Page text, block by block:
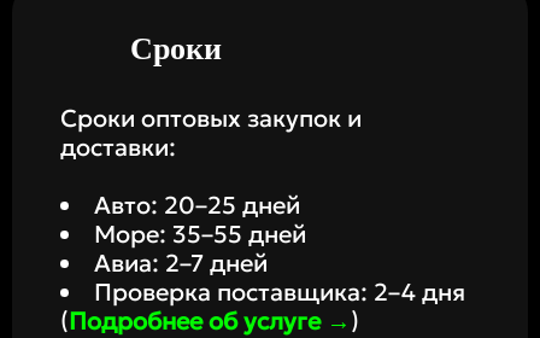
Сроки
Сроки оптовых закупок и
доставки:
Авто: 20–25 дней
Море: 35–55 дней
Авиа: 2–7 дней
Проверка поставщика: 2–4 дня
(Подробнее об услуге →)